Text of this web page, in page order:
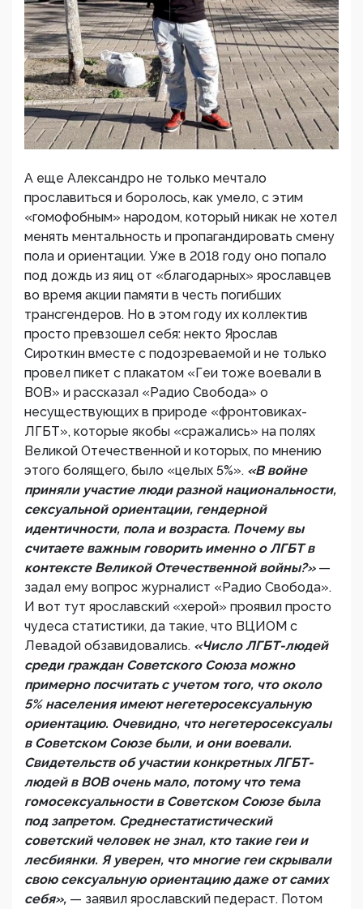
А еще Александро не только мечтало
прославиться и боролось, как умело, с этим
«гомофобным» народом, который никак не хотел
менять ментальность и пропагандировать смену
пола и ориентации. Уже в 2018 году оно попало
под дождь из яиц от «благодарных» ярославцев
во время акции памяти в честь погибших
трансгендеров. Но в этом году их коллектив
просто превзошел себя: некто Ярослав
Сироткин вместе с подозреваемой и не только
провел пикет с плакатом «Геи тоже воевали в
ВОВ» и рассказал «Радио Свобода» о
несуществующих в природе «фронтовиках-
ЛГБТ», которые якобы «сражались» на полях
Великой Отечественной и которых, по мнению
этого болящего, было «целых 5%». «В войне
приняли участие люди разной национальности,
сексуальной ориентации, гендерной
идентичности, пола и возраста. Почему вы
считаете важным говорить именно о ЛГБТ в
контексте Великой Отечественной войны?» —
задал ему вопрос журналист «Радио Свобода».
И вот тут ярославский «херой» проявил просто
чудеса статистики, да такие, что ВЦИОМ с
Левадой обзавидовались. «Число ЛГБТ-людей
среди граждан Советского Союза можно
примерно посчитать с учетом того, что около
5% населения имеют негетеросексуальную
ориентацию. Очевидно, что негетеросексуалы
в Советском Союзе были, и они воевали.
Свидетельств об участии конкретных ЛГБТ-
людей в ВОВ очень мало, потому что тема
гомосексуальности в Советском Союзе была
под запретом. Среднестатистический
советский человек не знал, кто такие геи и
лесбиянки. Я уверен, что многие геи скрывали
свою сексуальную ориентацию даже от самих
себя», — заявил ярославский педераст. Потом